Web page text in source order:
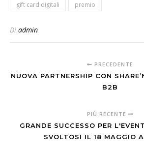
gift card digitali
premio
Di admin
PRECEDENTE
NUOVA PARTNERSHIP CON
B2B
PIÙ RECENTE
GRANDE SUCCESSO PER
SVOLTOSI IL 18 MAGGIO